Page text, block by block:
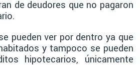
de deudores que no pagaron
pueden ver por dentro ya que
y tampoco se pueden
hipotecarios, únicamente